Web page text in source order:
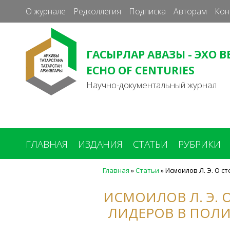
О журнале Редколлегия Подписка Авторам
ГАСЫРЛАР АВАЗЫ - ЭХО
ECHO OF CENTURIES
Научно-документальный журнал
ГЛАВНАЯ ИЗДАНИЯ СТАТЬИ РУБРИКИ
Главная »Статьи »Исмоилов Л. Э. О
ИСМОИЛОВ Л. Э.
ЛИДЕРОВ В